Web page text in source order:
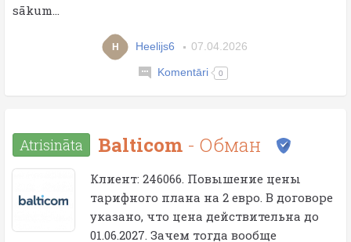
sākum...
H Heelijs6 07.04.2026
Komentāri 0
Atrisināta Balticom - Обман
Клиент: 246066. Повышение цены
тарифного плана на 2 евро. В договоре
указано, что цена действительна до
01.06.2027. Зачем тогда вообще